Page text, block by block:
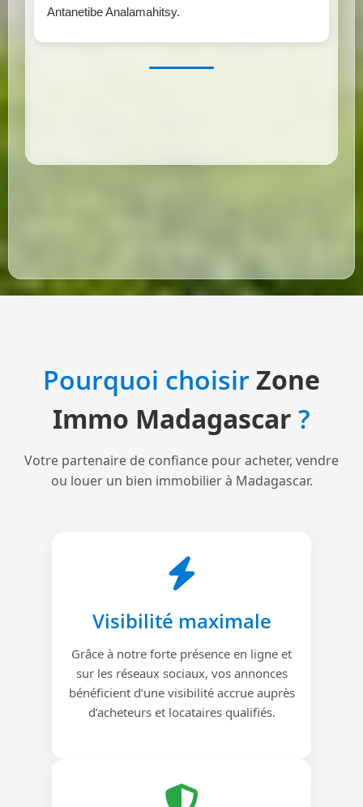
Antanetibe Analamahitsy.
Pourquoi choisirZone
Immo Madagascar ?
Votre partenaire de confiance pour acheter, vendre
ou louer un bien immobilier à Madagascar.
Visibilité maximale
Grâce à notre forte présence en ligne et
sur les réseaux sociaux, vos annonces
bénéficient d’une visibilité accrue auprès
d’acheteurs et locataires qualifiés.